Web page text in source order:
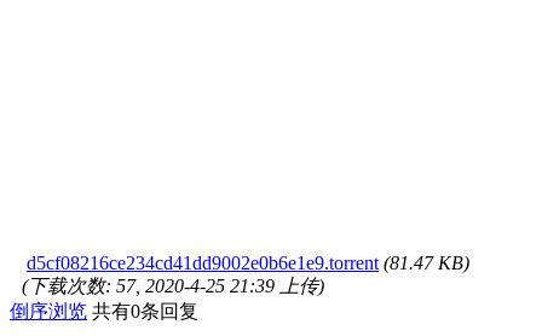
d5cf08216ce234cd41dd9002e0b6e1e9.torrent (81.47 KB)
(下载次数: 57, 2020-4-25 21:39 上传)
倒序浏览 共有0条回复